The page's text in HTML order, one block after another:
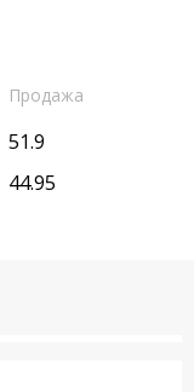
Продажа
51.9
44.95